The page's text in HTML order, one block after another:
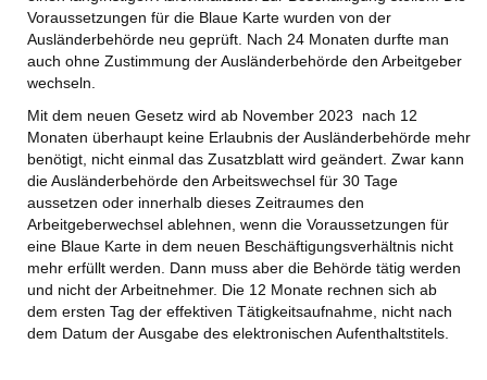
Voraussetzungen für die Blaue Karte wurden von der
Ausländerbehörde neu geprüft. Nach 24 Monaten durfte man
auch ohne Zustimmung der Ausländerbehörde den Arbeitgeber
wechseln.
Mit dem neuen Gesetz wird ab November 2023 nach 12
Monaten überhaupt keine Erlaubnis der Ausländerbehörde mehr
benötigt, nicht einmal das Zusatzblatt wird geändert. Zwar kann
die Ausländerbehörde den Arbeitswechsel für 30 Tage
aussetzen oder innerhalb dieses Zeitraumes den
Arbeitgeberwechsel ablehnen, wenn die Voraussetzungen für
eine Blaue Karte in dem neuen Beschäftigungsverhältnis nicht
mehr erfüllt werden. Dann muss aber die Behörde tätig werden
und nicht der Arbeitnehmer. Die 12 Monate rechnen sich ab
dem ersten Tag der effektiven Tätigkeitsaufnahme, nicht nach
dem Datum der Ausgabe des elektronischen Aufenthaltstitels.